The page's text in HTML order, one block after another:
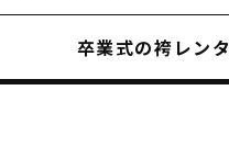
卒業式の袴レン